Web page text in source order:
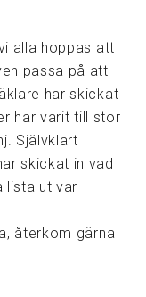
alla hoppas att
passa på att
har skickat
har varit till stor
Självklart
skickat in vad
lista ut var
återkom gärna